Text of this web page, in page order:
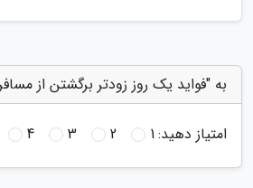
به "فواید یک روز زودتر برگشتن از
امتیاز دهید:1
2
3
4